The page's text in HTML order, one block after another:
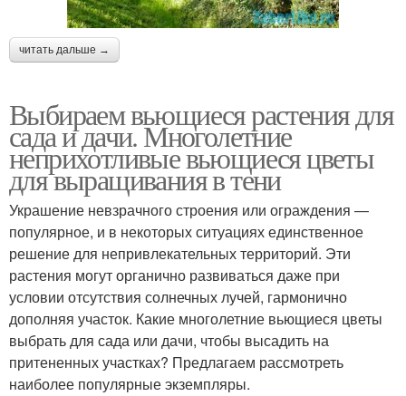
читать дальше →
Выбираем вьющиеся растения для
сада и дачи. Многолетние
неприхотливые вьющиеся цветы
для выращивания в тени
Украшение невзрачного строения или ограждения —
популярное, и в некоторых ситуациях единственное
решение для непривлекательных территорий. Эти
растения могут органично развиваться даже при
условии отсутствия солнечных лучей, гармонично
дополняя участок. Какие многолетние вьющиеся цветы
выбрать для сада или дачи, чтобы высадить на
притененных участках? Предлагаем рассмотреть
наиболее популярные экземпляры.